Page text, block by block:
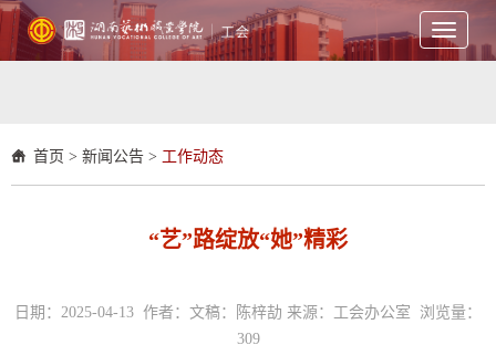
Toggle
首页 > 新闻公告 > 工作动态
“艺”路绽放“她”精彩
日期：2025-04-13 作者：文稿：陈梓劼 来源：工会办公室 浏览量：
309